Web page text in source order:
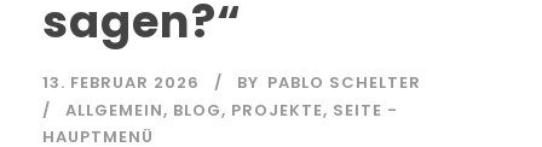
sagen?“
13. FEBRUAR 2026 BY PABLO SCHELTER
ALLGEMEIN, BLOG, PROJEKTE, SEITE -
HAUPTMENÜ